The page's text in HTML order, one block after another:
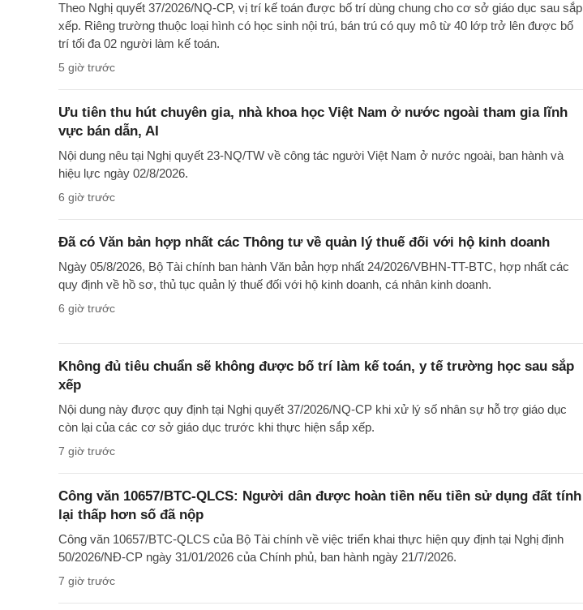
Theo Nghị quyết 37/2026/NQ-CP, vị trí kế toán được bố trí dùng chung cho cơ sở giáo dục sau sắp
xếp. Riêng trường thuộc loại hình có học sinh nội trú, bán trú có quy mô từ 40 lớp trở lên được bố
trí tối đa 02 người làm kế toán.
5 giờ trước
Ưu tiên thu hút chuyên gia, nhà khoa học Việt Nam ở nước ngoài tham gia lĩnh
vực bán dẫn, AI
Nội dung nêu tại Nghị quyết 23-NQ/TW về công tác người Việt Nam ở nước ngoài, ban hành và
hiệu lực ngày 02/8/2026.
6 giờ trước
Đã có Văn bản hợp nhất các Thông tư về quản lý thuế đối với hộ kinh doanh
Ngày 05/8/2026, Bộ Tài chính ban hành Văn bản hợp nhất 24/2026/VBHN-TT-BTC, hợp nhất các
quy định về hồ sơ, thủ tục quản lý thuế đối với hộ kinh doanh, cá nhân kinh doanh.
6 giờ trước
Không đủ tiêu chuẩn sẽ không được bố trí làm kế toán, y tế trường học sau sắp
xếp
Nội dung này được quy định tại Nghị quyết 37/2026/NQ-CP khi xử lý số nhân sự hỗ trợ giáo dục
còn lại của các cơ sở giáo dục trước khi thực hiện sắp xếp.
7 giờ trước
Công văn 10657/BTC-QLCS: Người dân được hoàn tiền nếu tiền sử dụng đất tính
lại thấp hơn số đã nộp
Công văn 10657/BTC-QLCS của Bộ Tài chính về việc triển khai thực hiện quy định tại Nghị định
50/2026/NĐ-CP ngày 31/01/2026 của Chính phủ, ban hành ngày 21/7/2026.
7 giờ trước